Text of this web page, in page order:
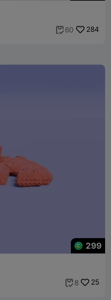
 60 284
299
 8 25